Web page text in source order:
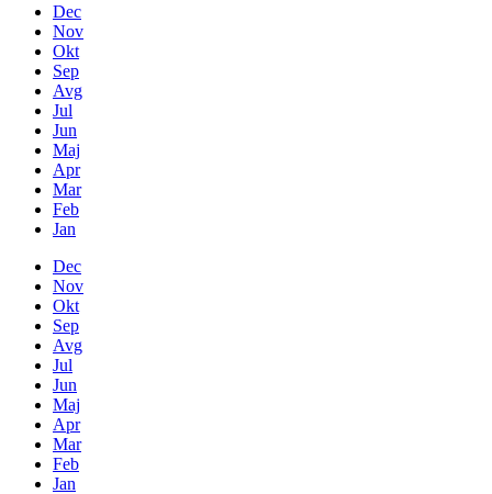
Dec
Nov
Okt
Sep
Avg
Jul
Jun
Maj
Apr
Mar
Feb
Jan
Dec
Nov
Okt
Sep
Avg
Jul
Jun
Maj
Apr
Mar
Feb
Jan